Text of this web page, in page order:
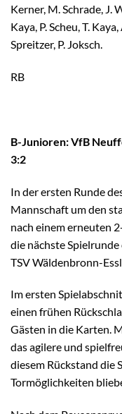
Kerner, M. Schrade, J.
Kaya, P. Scheu, T.
Spreitzer, P. Joksch.
RB
B-Junioren: VfB
3:2
In der ersten Runde
Mannschaft um den
nach einem erneuten
die nächste
TSV Wäldenbronn-
Im ersten
einen frühen
Gästen in die Karten.
das agilere und
diesem Rückstand die
Tormöglichkeiten